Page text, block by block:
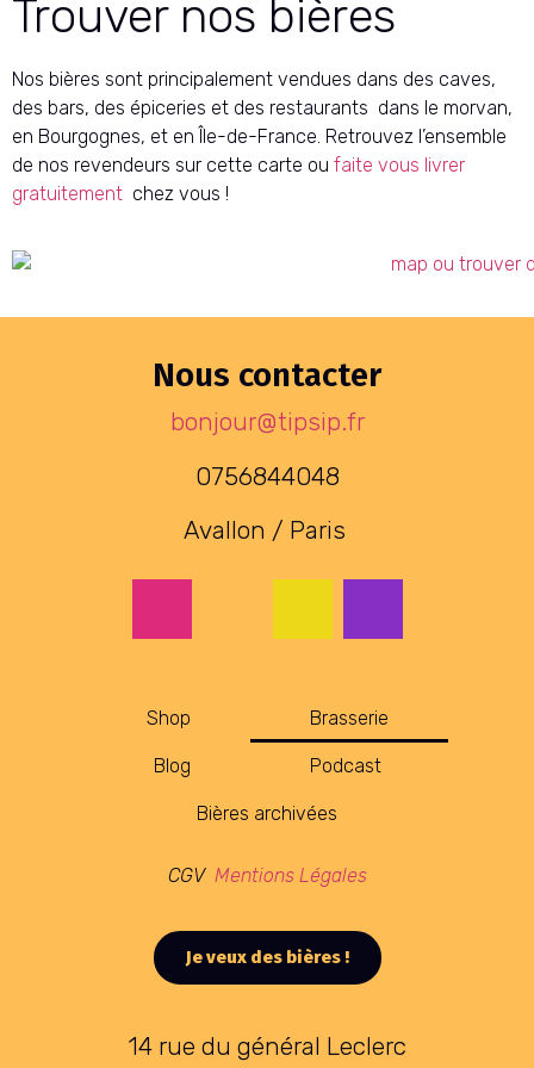
Trouver nos bières
Nos bières sont principalement vendues dans des caves,
des bars, des épiceries et des restaurants dans le morvan,
en Bourgognes, et en Île-de-France. Retrouvez l’ensemble
de nos revendeurs sur cette carte ou faite vous livrer
gratuitement chez vous !
Nous contacter
bonjour@tipsip.fr
0756844048
Avallon / Paris
Shop Brasserie
Blog Podcast
Bières archivées
CGV Mentions Légales
Je veux des bières !
14 rue du général Leclerc